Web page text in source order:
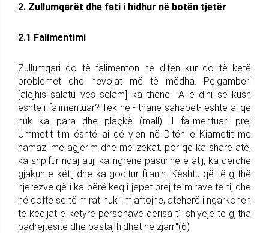
2. Zullumqarët dhe fati i hidhur në botën tjetër
2.1 Falimentimi
Zullumqari do të falimenton në ditën kur do të ketë
problemet dhe nevojat më të mëdha. Pejgamberi
[alejhis salatu ves selam] ka thënë: "A e dini se kush
është i falimentuar? Tek ne - thanë sahabet- është ai që
nuk ka para dhe plaçkë (mall). I falimentuari prej
Ummetit tim është ai që vjen në Ditën e Kiametit me
namaz, me agjërim dhe me zekat, por që ka sharë atë,
ka shpifur ndaj atij, ka ngrënë pasurinë e atij, ka derdhë
gjakun e këtij dhe ka goditur filanin. Kështu që të gjithë
njerëzve që i ka bërë keq i jepet prej të mirave të tij dhe
në qoftë se të mirat nuk i mjaftojnë, atëherë i ngarkohen
të këqijat e këtyre personave derisa t'i shlyejë të gjitha
padrejtësitë dhe pastaj hidhet në zjarr."(6)